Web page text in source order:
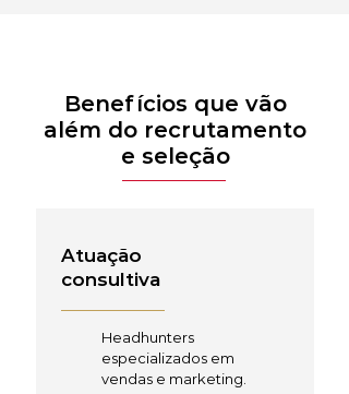
Benefícios que vão
além do recrutamento
e seleção
Atuação
consultiva
Headhunters
especializados em
vendas e marketing.